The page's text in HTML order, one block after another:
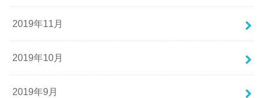
2019年11月
2019年10月
2019年9月